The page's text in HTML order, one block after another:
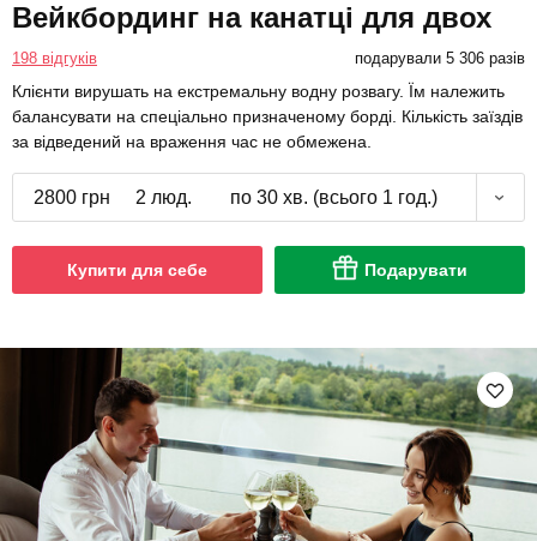
Вейкбординг на канатці для двох
198 відгуків подарували 5 306 разів
Клієнти вирушать на екстремальну водну розвагу. Їм належить
балансувати на спеціально призначеному борді. Кількість заїздів
за відведений на враження час не обмежена.
2800 грн 2 люд. по 30 хв. (всього 1 год.)
Купити для себе Подарувати